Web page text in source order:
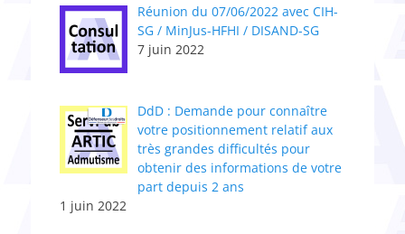
Réunion du 07/06/2022 avec CIH-
SG / MinJus-HFHI / DISAND-SG
7 juin 2022
DdD : Demande pour connaître
votre positionnement relatif aux
très grandes difficultés pour
obtenir des informations de votre
part depuis 2 ans
1 juin 2022